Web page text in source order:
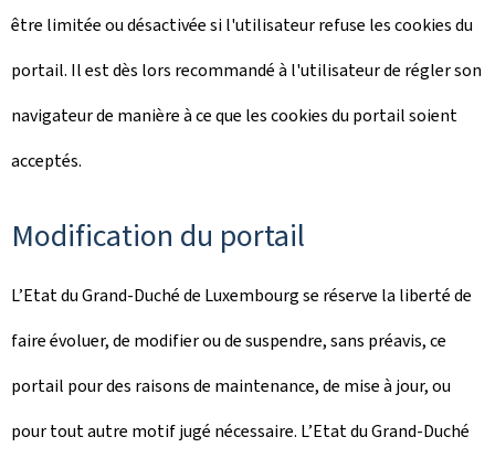
être limitée ou désactivée si l'utilisateur refuse les cookies du
portail. Il est dès lors recommandé à l'utilisateur de régler son
navigateur de manière à ce que les cookies du portail soient
acceptés.
Modification du portail
L’Etat du Grand-Duché de Luxembourg se réserve la liberté de
faire évoluer, de modifier ou de suspendre, sans préavis, ce
portail pour des raisons de maintenance, de mise à jour, ou
pour tout autre motif jugé nécessaire. L’Etat du Grand-Duché